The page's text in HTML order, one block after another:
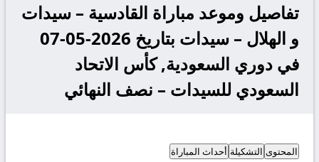
تفاصيل وموعد مباراة القادسية – سيدات
و الهلال – سيدات بتاريخ 2026-05-07
في دوري السعودية, كأس الاتحاد
السعودي للسيدات – نصف النهائي
المحتوى التشكيلة أحداث المباراة